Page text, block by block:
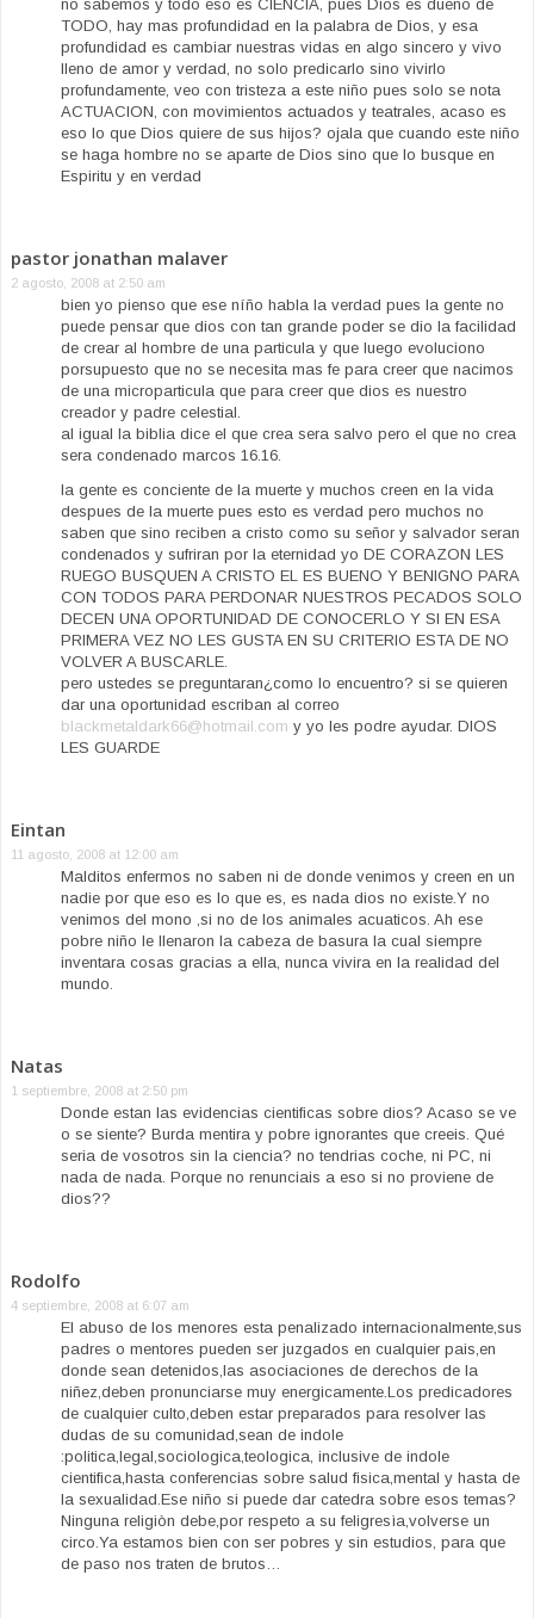
no sabemos y todo eso es CIENCIA, pues Dios es dueño de
TODO, hay mas profundidad en la palabra de Dios, y esa
profundidad es cambiar nuestras vidas en algo sincero y vivo
lleno de amor y verdad, no solo predicarlo sino vivirlo
profundamente, veo con tristeza a este niño pues solo se nota
ACTUACION, con movimientos actuados y teatrales, acaso es
eso lo que Dios quiere de sus hijos? ojala que cuando este niño
se haga hombre no se aparte de Dios sino que lo busque en
Espiritu y en verdad
pastor jonathan malaver
2 agosto, 2008 at 2:50 am
bien yo pienso que ese níño habla la verdad pues la gente no
puede pensar que dios con tan grande poder se dio la facilidad
de crear al hombre de una particula y que luego evoluciono
porsupuesto que no se necesita mas fe para creer que nacimos
de una microparticula que para creer que dios es nuestro
creador y padre celestial.
al igual la biblia dice el que crea sera salvo pero el que no crea
sera condenado marcos 16.16.
la gente es conciente de la muerte y muchos creen en la vida
despues de la muerte pues esto es verdad pero muchos no
saben que sino reciben a cristo como su señor y salvador seran
condenados y sufriran por la eternidad yo DE CORAZON LES
RUEGO BUSQUEN A CRISTO EL ES BUENO Y BENIGNO PARA
CON TODOS PARA PERDONAR NUESTROS PECADOS SOLO
DECEN UNA OPORTUNIDAD DE CONOCERLO Y SI EN ESA
PRIMERA VEZ NO LES GUSTA EN SU CRITERIO ESTA DE NO
VOLVER A BUSCARLE.
pero ustedes se preguntaran¿como lo encuentro? si se quieren
dar una oportunidad escriban al correo
blackmetaldark66@hotmail.com y yo les podre ayudar. DIOS
LES GUARDE
Eintan
11 agosto, 2008 at 12:00 am
Malditos enfermos no saben ni de donde venimos y creen en un
nadie por que eso es lo que es, es nada dios no existe.Y no
venimos del mono ,si no de los animales acuaticos. Ah ese
pobre niño le llenaron la cabeza de basura la cual siempre
inventara cosas gracias a ella, nunca vivira en la realidad del
mundo.
Natas
1 septiembre, 2008 at 2:50 pm
Donde estan las evidencias cientificas sobre dios? Acaso se ve
o se siente? Burda mentira y pobre ignorantes que creeis. Qué
seria de vosotros sin la ciencia? no tendrias coche, ni PC, ni
nada de nada. Porque no renunciais a eso si no proviene de
dios??
Rodolfo
4 septiembre, 2008 at 6:07 am
El abuso de los menores esta penalizado internacionalmente,sus
padres o mentores pueden ser juzgados en cualquier pais,en
donde sean detenidos,las asociaciones de derechos de la
niñez,deben pronunciarse muy energicamente.Los predicadores
de cualquier culto,deben estar preparados para resolver las
dudas de su comunidad,sean de indole
:politica,legal,sociologica,teologica, inclusive de indole
cientifica,hasta conferencias sobre salud fisica,mental y hasta de
la sexualidad.Ese niño si puede dar catedra sobre esos temas?
Ninguna religiòn debe,por respeto a su feligresìa,volverse un
circo.Ya estamos bien con ser pobres y sin estudios, para que
de paso nos traten de brutos…